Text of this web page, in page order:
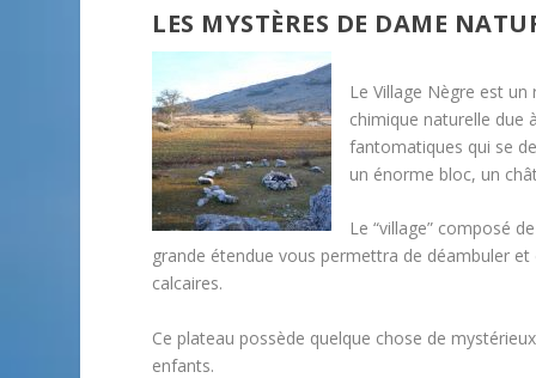
LES MYSTÈRES DE DAME
Le Village Nègre est
chimique naturelle due
fantomatiques qui se
un énorme bloc, un
Le “village” composé
grande étendue vous permettra de déambuler
calcaires.
Ce plateau possède quelque chose de
enfants.